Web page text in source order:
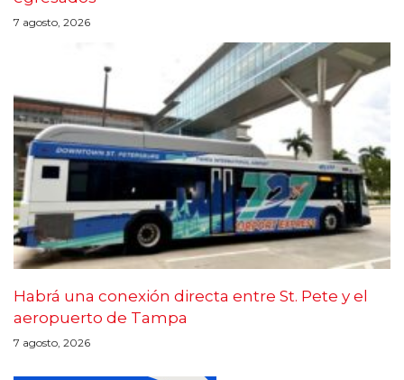
7 agosto, 2026
Habrá una conexión directa entre St. Pete y el
aeropuerto de Tampa
7 agosto, 2026